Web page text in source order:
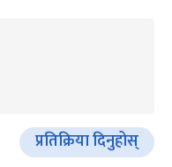
प्रतिक्रिया दिनुहोस्